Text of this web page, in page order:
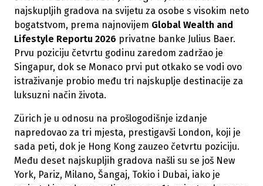
najskupljih gradova na svijetu za osobe s visokim neto
bogatstvom, prema najnovijem Global Wealth and
Lifestyle Reportu 2026 privatne banke Julius Baer.
Prvu poziciju četvrtu godinu zaredom zadržao je
Singapur, dok se Monaco prvi put otkako se vodi ovo
istraživanje probio među tri najskuplje destinacije za
luksuzni način života.
Zürich je u odnosu na prošlogodišnje izdanje
napredovao za tri mjesta, prestigavši London, koji je
sada peti, dok je Hong Kong zauzeo četvrtu poziciju.
Među deset najskupljih gradova našli su se još New
York, Pariz, Milano, Šangaj, Tokio i Dubai, iako je